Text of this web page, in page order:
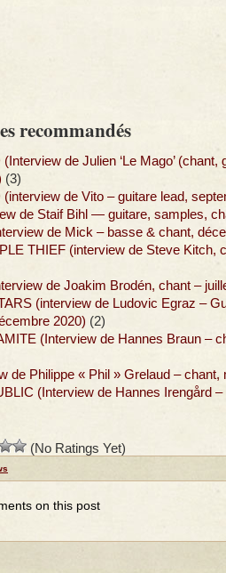
recommandés
de Julien ‘Le Mago’ (chant,
(3)
de Vito – guitare lead,
de Staif Bihl — guitare, samples,
de Mick – basse & chant,
THIEF (interview de Steve Kitch,
de Joakim Brodén, chant –
(interview de Ludovic Egraz –
2020) (2)
(Interview de Hannes Braun –
de Philippe « Phil » Grelaud – chant,
(Interview de Hannes Irengård
(No Ratings Yet)
on this post